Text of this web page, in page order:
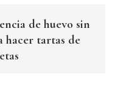
de huevo sin
tartas de